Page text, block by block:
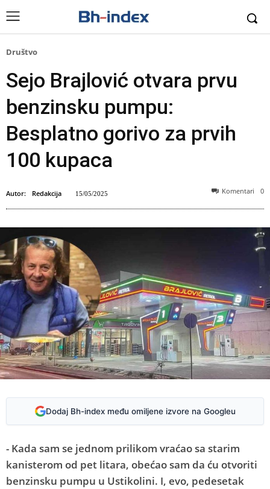
Društvo
Sejo Brajlović otvara prvu
benzinsku pumpu:
Besplatno gorivo za prvih
100 kupaca
Autor: Redakcija 15/05/2025 Komentari 0
Dodaj Bh-index među omiljene izvore na Googleu
- Kada sam se jednom prilikom vraćao sa starim
kanisterom od pet litara, obećao sam da ću otvoriti
benzinsku pumpu u Ustikolini. I, evo, pedesetak